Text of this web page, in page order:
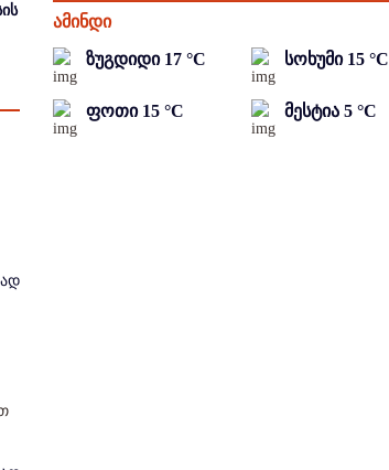
ამინდი
ზუგდიდი 17 °C სოხუმი 15 °C
ფოთი 15 °C მესტია 5 °C